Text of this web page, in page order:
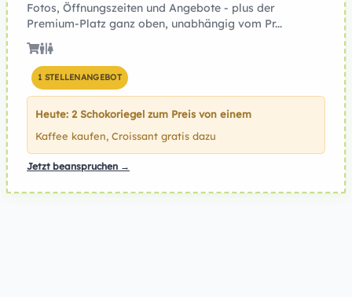
Fotos, Öffnungszeiten und Angebote - plus der
Premium-Platz ganz oben, unabhängig vom Pr...
1 STELLENANGEBOT
Heute: 2 Schokoriegel zum Preis von einem
Kaffee kaufen, Croissant gratis dazu
Jetzt beanspruchen →